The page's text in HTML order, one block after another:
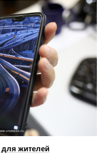
жителей